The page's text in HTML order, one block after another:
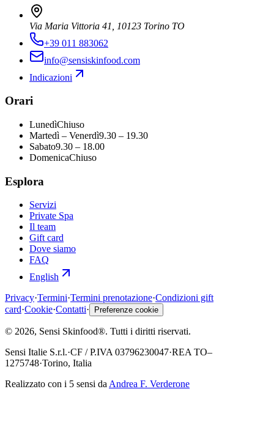
Via Maria Vittoria 41, 10123 Torino TO
+39 011 883062
info@sensiskinfood.com
Indicazioni
Orari
LunedìChiuso
Martedì – Venerdì9.30 – 19.30
Sabato9.30 – 18.00
DomenicaChiuso
Esplora
Servizi
Private Spa
Il team
Gift card
Dove siamo
FAQ
English
Privacy·Termini·Termini prenotazione·Condizioni gift
card·Cookie·Contatti· Preferenze cookie
© 2026, Sensi Skinfood®. Tutti i diritti riservati.
Sensi Italie S.r.l.·CF / P.IVA 03796230047·REA TO–
1275748·Torino, Italia
Realizzato con i 5 sensi daAndrea F. Verderone